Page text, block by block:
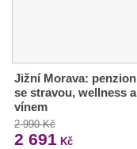
Jižní Morava: penzion
se stravou, wellness a
vínem
2 990 Kč
2 691 Kč